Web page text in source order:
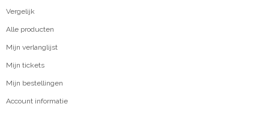
Vergelijk
Alle producten
Mijn verlanglijst
Mijn tickets
Mijn bestellingen
Account informatie